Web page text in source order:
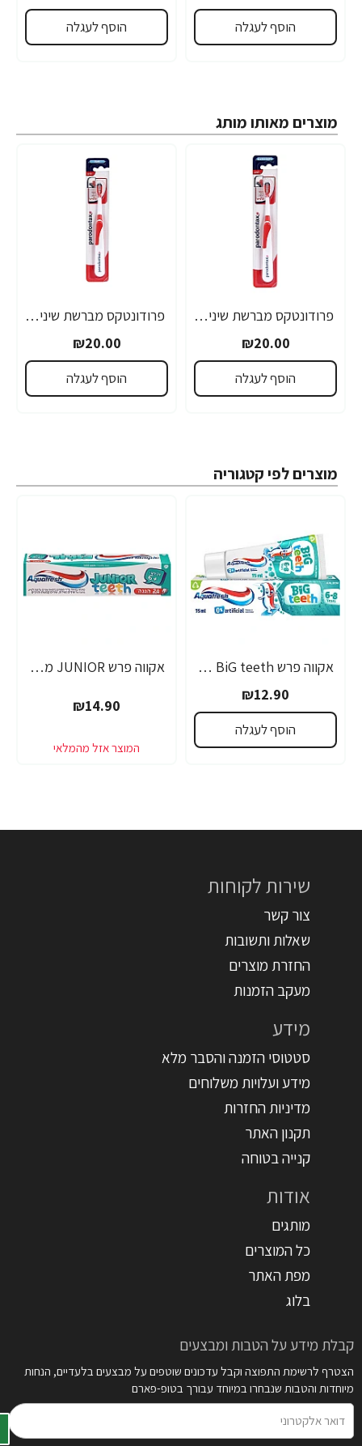
הוסף לעגלה הוסף לעגלה
מוצרים מאותו מותג
פרודונטקס מברשת שיניים אקסטרא סופט יחידה אחת
₪20.00
הוסף לעגלה
פרודונטקס מברשת שיניים סופט יחידה אחת
₪20.00
הוסף לעגלה
מוצרים לפי קטגוריה
אקווה פרש BiG teeth משחת שיניים לילדים לגילאי 6-8 שנים - 50 מ"ל
₪12.90
הוסף לעגלה
אקווה פרש JUNIOR משחת שיניים לילדים +6 - 50 מ"ל
₪14.90
שירות לקוחות
צור קשר
שאלות ותשובות
החזרת מוצרים
מעקב הזמנות
מידע
סטטוסי הזמנה והסבר מלא
מידע ועלויות משלוחים
מדיניות החזרות
תקנון האתר
קנייה בטוחה
אודות
מותגים
כל המוצרים
מפת האתר
בלוג
קבלת מידע על הטבות ומבצעים
הצטרף לרשימת התפוצה וקבל עדכונים שוטפים על מבצעים בלעדיים, הנחות
מיוחדות והטבות שנבחרו במיוחד עבורך בטופ-פארם
אלקטרוני